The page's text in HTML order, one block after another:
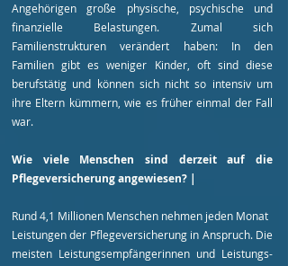
Angehörigen große physische, psychische und
finanzielle Belastungen. Zumal sich
Familienstrukturen verändert haben: In den
Familien gibt es weniger Kinder, oft sind diese
berufstätig und können sich nicht so intensiv um
ihre Eltern kümmern, wie es früher einmal der Fall
war.
Wie viele Menschen sind derzeit auf die
Pflegeversicherung angewiesen? |
Rund 4,1 Millionen Menschen nehmen jeden Monat
Leistungen der Pflegeversicherung in Anspruch. Die
meisten Leistungsempfängerinnen und Leistungs-